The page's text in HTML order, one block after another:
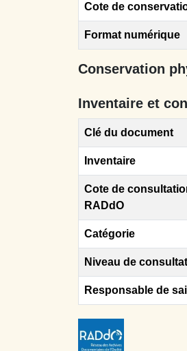
Cote de
Format numérique
Conservation
Inventaire et
Clé du document
Inventaire
Cote de
RADdO
Catégorie
Niveau de
Responsable de